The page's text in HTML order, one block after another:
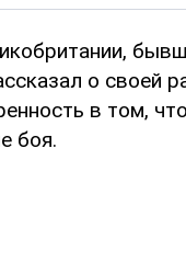
о своей
в том,
боя.